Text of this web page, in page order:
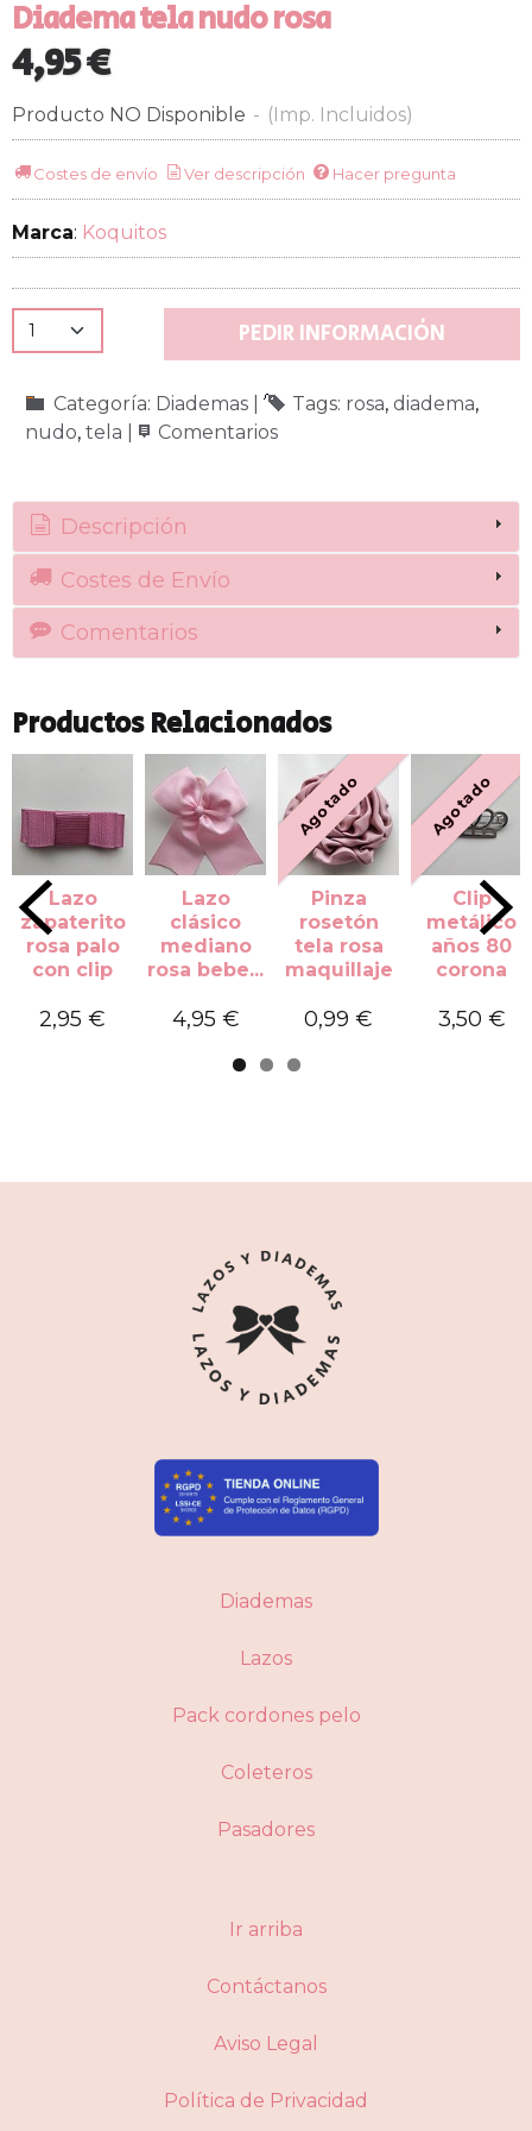
Diadema tela nudo rosa
4,95 €
Producto NO Disponible - (Imp. Incluidos)
Costes de envío Ver descripción Hacer pregunta
Marca: Koquitos
PEDIR INFORMACIÓN
Categoría: Diademas Tags: rosa diadema
nudo tela Comentarios
Descripción
Costes de Envío
Comentarios
Productos Relacionados
Lazo
zapaterito
rosa palo
con clip
2,95 €
Lazo
clásico
mediano
rosa bebe...
4,95 €
Agotado
Pinza
rosetón
tela rosa
maquillaje
0,99 €
Agotado
Clip
metálico
años 80
corona
3,50 €
Diademas
Lazos
Pack cordones pelo
Coleteros
Pasadores
Ir arriba
Contáctanos
Aviso Legal
Política de Privacidad